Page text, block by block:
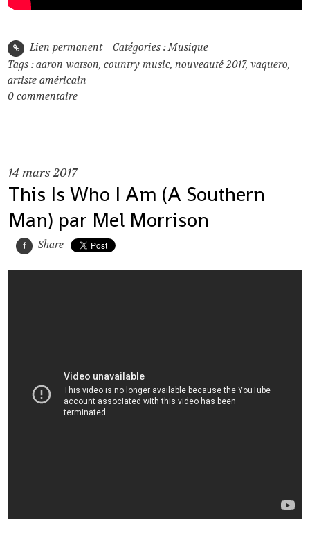
Lien permanent Catégories :Musique
Tags :aaron watson,country music,nouveauté 2017,vaquero,
artiste américain
0 commentaire
14 mars 2017
This Is Who I Am (A Southern
Man) par Mel Morrison
Share